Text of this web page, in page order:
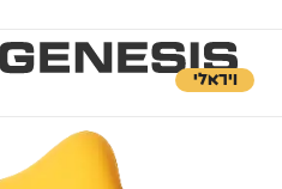
אנו מספקים גם שירותי:
מה עוד?
ויראלי